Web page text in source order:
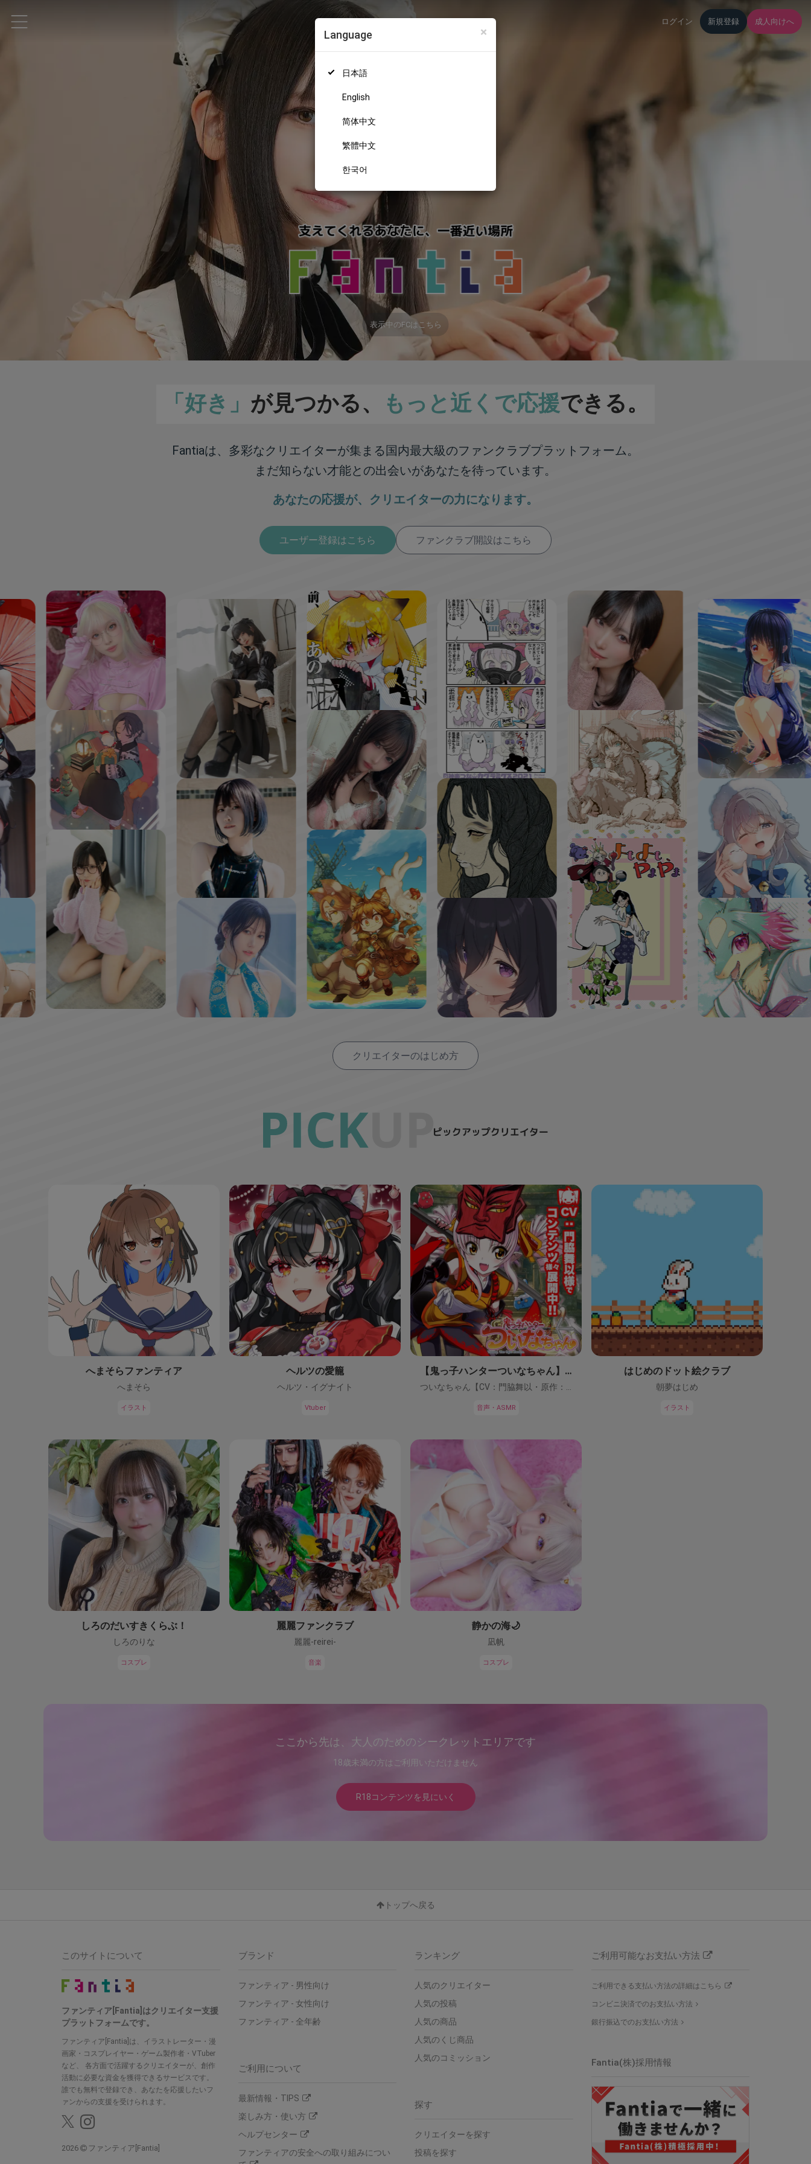
×
Language
日本語
English
简体中文
繁體中文
한국어
ログイン 新規登録 成人向けへ
表示中のFCはこちら
「好き」 が見つかる、 もっと近くで応援できる。
Fantiaは、多彩なクリエイターが集まる国内最大級のファンクラブプラットフォーム。
まだ知らない才能との出会いがあなたを待っています。
あなたの応援が、 クリエイターの力になります。
ユーザー登録はこちら ファンクラブ開設はこちら
クリエイターのはじめ方
へまそらファンティア
へまそら
イラスト
ヘルツの愛籠
ヘルツ・イグナイト
Vtuber
【鬼っ子ハンターついなちゃん】（CV：門脇舞以）プロジェクト！
音声・ASMR
はじめのドット絵クラブ
朝夢はじめ
イラスト
しろのだいすきくらぶ！
しろのりな
コスプレ
麗麗ファンクラブ
麗麗-reirei-
音楽
静かの海🌙
凪帆
コスプレ
ここから先は、大人のためのシークレットエリアです
18歳未満の方はご利用いただけません
R18コンテンツを見にいく
トップへ戻る
ブランド
ファンティア - 男性向け
ファンティア - 女性向け
ファンティア - 全年齢
ご利用について
最新情報・TIPS
楽しみ方・使い方
ヘルプセンター
ファンティアの安全への取り組みについ
ランキング
人気のクリエイター
人気の投稿
人気の商品
人気のくじ商品
人気のコミッション
探す
クリエイターを探す
投稿を探す
ご利用可能なお支払い方法
ご利用できる支払い方法の詳細はこちら
コンビニ決済でのお支払い方法
銀行振込でのお支払い方法
Fantia(株)採用情報
このサイトについて
ファンティア[Fantia]はクリエイター支援
プラットフォームです。
ファンティア[Fantia]は、イラストレーター・漫
画家・コスプレイヤー・ゲーム製作者・VTuber
など、 各方面で活躍するクリエイターが、創作
活動に必要な資金を獲得できるサービスです。
誰でも無料で登録でき、あなたを応援したいフ
ァンからの支援を受けられます。
2026 ファンティア[Fantia]